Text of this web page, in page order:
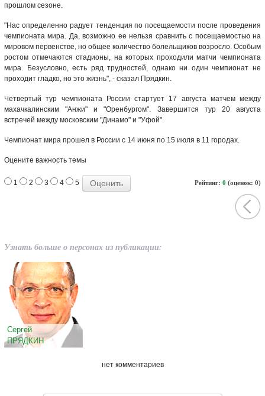
прошлом сезоне.
"Нас определенно радует тенденция по посещаемости после проведения
чемпионата мира. Да, возможно ее нельзя сравнить с посещаемостью на
мировом первенстве, но общее количество болельщиков возросло. Особым
ростом отмечаются стадионы, на которых проходили матчи чемпионата
мира. Безусловно, есть ряд трудностей, однако ни один чемпионат не
проходит гладко, но это жизнь", - сказал Прядкин.
Четвертый тур чемпионата России стартует 17 августа матчем между
махачкалинским "Анжи" и "Оренбургом". Завершится тур 20 августа
встречей между московским "Динамо" и "Уфой".
Чемпионат мира прошел в России с 14 июня по 15 июля в 11 городах.
Оцените важность темы
Рейтинг: 0 (оценок: 0)
1 2 3 4 5
Узнать больше о персонах из публикации:
Сергей
ПРЯДКИН
нет комментариев